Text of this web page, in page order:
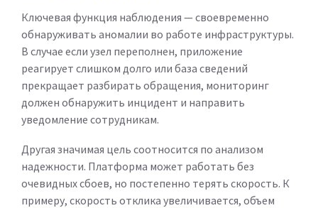
Ключевая функция наблюдения — своевременно
обнаруживать аномалии во работе инфраструктуры.
В случае если узел переполнен, приложение
реагирует слишком долго или база сведений
прекращает разбирать обращения, мониторинг
должен обнаружить инцидент и направить
уведомление сотрудникам.
Другая значимая цель соотносится по анализом
надежности. Платформа может работать без
очевидных сбоев, но постепенно терять скорость. К
примеру, скорость отклика увеличивается, объем